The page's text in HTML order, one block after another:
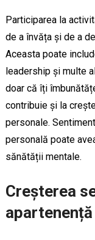
Participarea la
de a învăța și de a
Aceasta poate
leadership și multe
doar că îți
contribuie și la
personale.
personală poate
sănătății mentale.
Creșterea